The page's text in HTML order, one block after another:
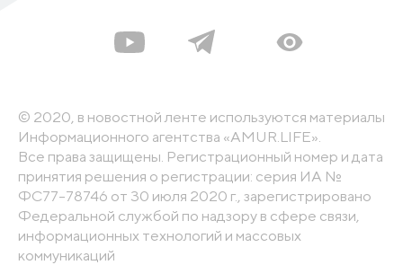
© 2020, в новостной ленте используются материалы
Информационного агентства «AMUR.LIFE».
Все права защищены. Регистрационный номер и дата
принятия решения о регистрации: серия ИА №
ФС77-78746 от 30 июля 2020 г., зарегистрировано
Федеральной службой по надзору в сфере связи,
информационных технологий и массовых
коммуникаций